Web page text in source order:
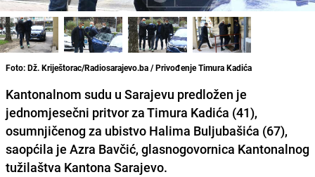
Foto: Dž. Kriještorac/Radiosarajevo.ba / Privođenje Timura Kadića
Kantonalnom sudu u Sarajevu predložen je
jednomjesečni pritvor zaTimura Kadića (41),
osumnjičenog za ubistvo Halima Buljubašića (67),
saopćila je Azra Bavčić, glasnogovornica Kantonalnog
tužilaštva Kantona Sarajevo.